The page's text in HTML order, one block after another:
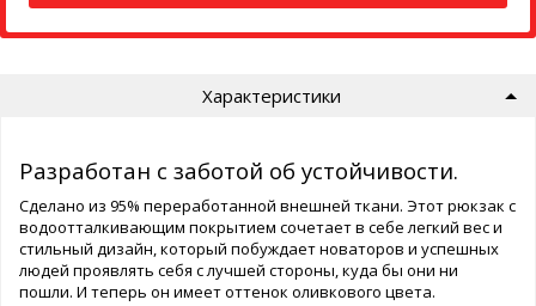
Характеристики
Разработан с заботой об устойчивости.
Сделано из 95% переработанной внешней ткани. Этот рюкзак с
водоотталкивающим покрытием сочетает в себе легкий вес и
стильный дизайн, который побуждает новаторов и успешных
людей проявлять себя с лучшей стороны, куда бы они ни
пошли. И теперь он имеет оттенок оливкового цвета.